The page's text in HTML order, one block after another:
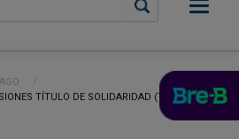
TÍTULO DE SOLIDARIDAD (TDS)